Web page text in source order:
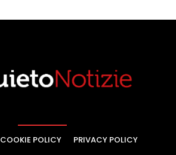
COOKIE POLICY PRIVACY POLICY